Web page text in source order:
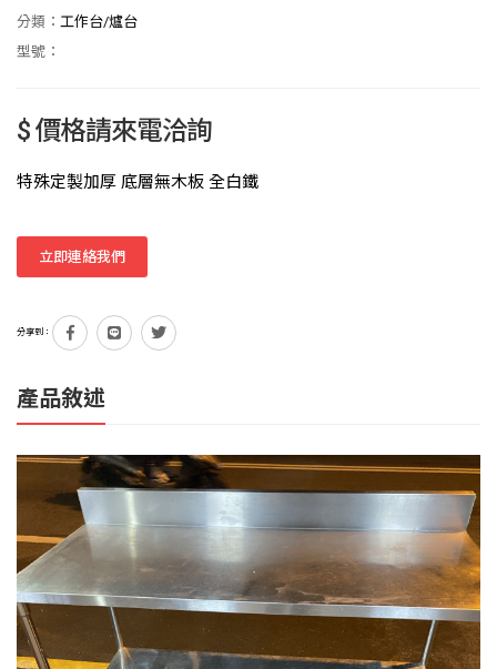
分類： 工作台/爐台
型號：
$ 價格請來電洽詢
特殊定製加厚 底層無木板 全白鐵
立即連絡我們
分享到：
產品敘述